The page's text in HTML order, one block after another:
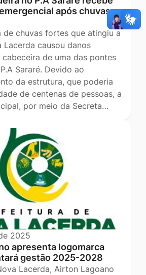
após chuvas
de chuvas fortes que atingiu a
Lacerda causou danos
de uma das pontes
Sararé. Devido ao
da estrutura, que poderia
de centenas de pessoas, a
por meio da Secreta…
2025
apresenta logomarca
gestão 2025-2028
Lacerda, Airton Lagoano